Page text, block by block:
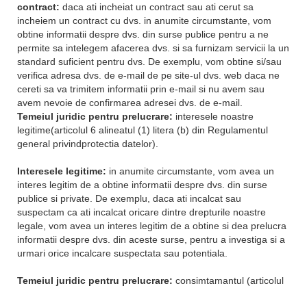
contract: daca ati incheiat un contract sau ati cerut sa
incheiem un contract cu dvs. in anumite circumstante, vom
obtine informatii despre dvs. din surse publice pentru a ne
permite sa intelegem afacerea dvs. si sa furnizam servicii la un
standard suficient pentru dvs. De exemplu, vom obtine si/sau
verifica adresa dvs. de e-mail de pe site-ul dvs. web daca ne
cereti sa va trimitem informatii prin e-mail si nu avem sau
avem nevoie de confirmarea adresei dvs. de e-mail.
Temeiul juridic pentru prelucrare: interesele noastre
legitime(articolul 6 alineatul (1) litera (b) din Regulamentul
general privindprotectia datelor).
Interesele legitime: in anumite circumstante, vom avea un
interes legitim de a obtine informatii despre dvs. din surse
publice si private. De exemplu, daca ati incalcat sau
suspectam ca ati incalcat oricare dintre drepturile noastre
legale, vom avea un interes legitim de a obtine si dea prelucra
informatii despre dvs. din aceste surse, pentru a investiga si a
urmari orice incalcare suspectata sau potentiala.
Temeiul juridic pentru prelucrare: consimtamantul (articolul